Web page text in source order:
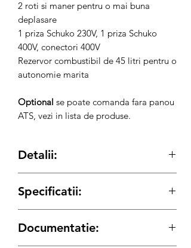
2 roti si maner pentru o mai buna
deplasare
1 priza Schuko 230V, 1 priza Schuko
400V, conectori 400V
Rezervor combustibil de 45 litri pentru o
autonomie marita
Optional se poate comanda fara panou
ATS, vezi in lista de produse.
Detalii:
Generator de curent trifazic
Voltaj: 400 V – 50 Hz
Putere maxima: 13 kW
Specificatii:
Freventa: 50 Hz
Documentatie: